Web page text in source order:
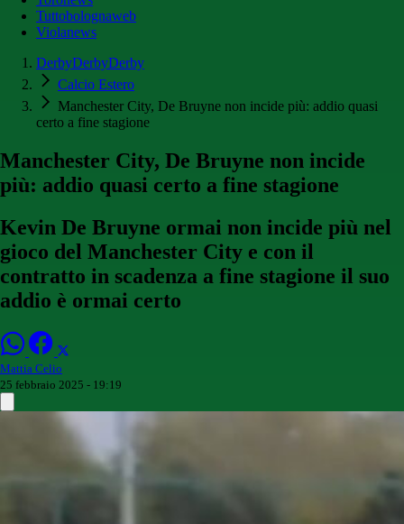
Tuttobolognaweb
Violanews
DerbyDerbyDerby
Calcio Estero
Manchester City, De Bruyne non incide più: addio quasi
certo a fine stagione
Manchester City, De Bruyne non incide
più: addio quasi certo a fine stagione
Kevin De Bruyne ormai non incide più nel
gioco del Manchester City e con il
contratto in scadenza a fine stagione il suo
addio è ormai certo
Mattia Celio
25 febbraio 2025 - 19:19